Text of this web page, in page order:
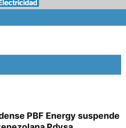
PBF Energy suspende